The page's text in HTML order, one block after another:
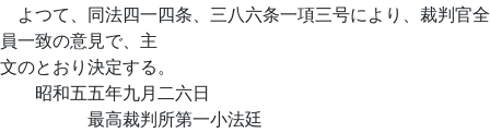
よつて、同法四一四条、三八六条一項三号により、裁判官全
員一致の意見で、主
文のとおり決定する。
昭和五五年九月二六日
最高裁判所第一小法廷